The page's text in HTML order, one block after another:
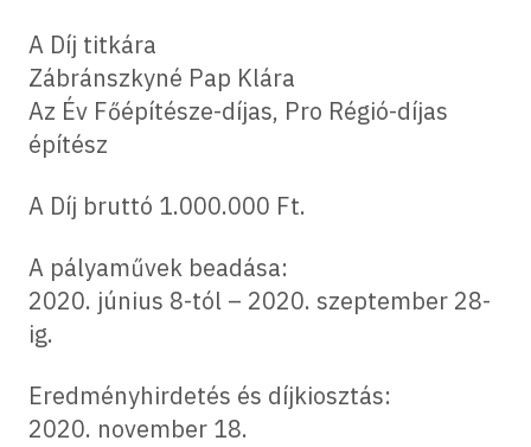
A Díj titkára
Zábránszkyné Pap Klára
Az Év Főépítésze-díjas, Pro Régió-díjas
építész
A Díj bruttó 1.000.000 Ft.
A pályaművek beadása:
2020. június 8-tól – 2020. szeptember 28-
ig.
Eredményhirdetés és díjkiosztás:
2020. november 18.